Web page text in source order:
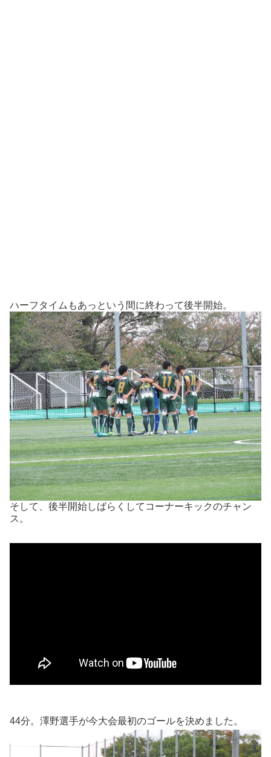
ハーフタイムもあっという間に終わって後半開始。
そして、後半開始しばらくしてコーナーキックのチャン
ス。
44分。澤野選手が今大会最初のゴールを決めました。